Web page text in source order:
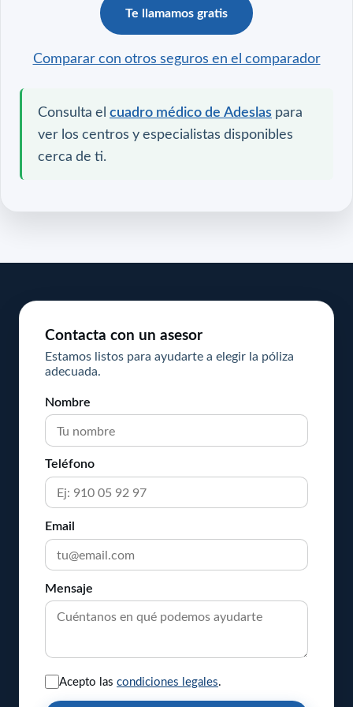
Te llamamos gratis
Comparar con otros seguros en el comparador
Consulta el cuadro médico de Adeslas para
ver los centros y especialistas disponibles
cerca de ti.
Contacta con un asesor
Estamos listos para ayudarte a elegir la póliza
adecuada.
Nombre
Teléfono
Email
Mensaje
Acepto las condiciones legales.